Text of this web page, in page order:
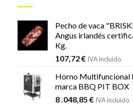
Pecho de vaca
Angus irlandés
Kg.
107,72€ IVA incluido
Horno Multifuncional
marca BBQ PIT BOX
8 .048,85 € IVA incluido